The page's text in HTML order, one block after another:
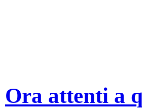
Ora attenti a